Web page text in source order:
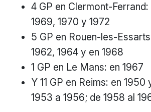
4 GP en Clermont-Ferrand:
1969, 1970 y 1972
5 GP en Rouen-les-
1962, 1964 y en 1968
1 GP en Le Mans: en 1967
Y 11 GP en Reims: en 1950
1953 a 1956; de 1958 al